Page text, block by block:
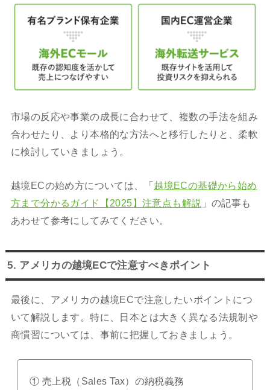
市場の反応や事業の成長に合わせて、複数の手法を組み
合わせたり、より本格的な方法へと移行したりと、柔軟
に検討していきましょう。
越境ECの始め方については、「越境ECの基礎から始め
方まで分かるガイド【2025】注意点も解説 」の記事も
あわせて参考にしてみてください。
5. アメリカの越境ECで注意すべきポイント
最後に、アメリカの越境ECで注意したいポイントにつ
いて解説します。特に、日本とは大きく異なる法規制や
商慣習については、事前に把握しておきましょう。
① 売上税（Sales Tax）の納税義務